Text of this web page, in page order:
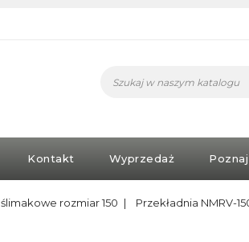
Kontakt Wyprzedaż
ślimakowe rozmiar 150 Przekładnia NMRV-